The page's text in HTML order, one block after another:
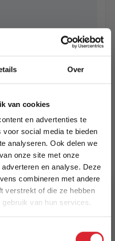
Over
van cookies
en advertenties te
social media te bieden
analyseren. Ook delen we
onze site met onze
en analyse. Deze
combineren met andere
verstrekt of die ze hebben
van hun services.
levertijd